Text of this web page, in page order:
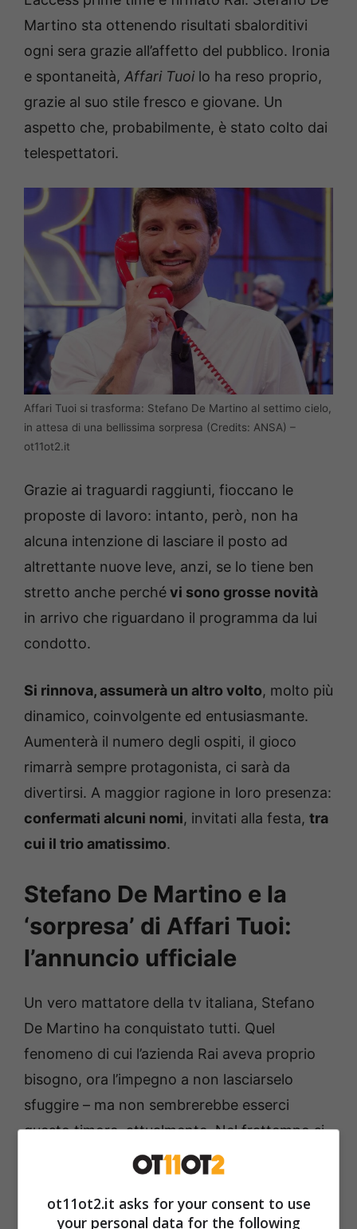
Martino sta ottenendo risultati sbalorditivi
ogni sera grazie all’affetto del pubblico. Ironia
e spontaneità, Affari Tuoilo ha reso proprio,
grazie al suo stile fresco e giovane. Un
aspetto che, probabilmente, è stato colto dai
telespettatori.
Affari Tuoi si trasforma: Stefano De Martino al settimo cielo,
in attesa di una bellissima sorpresa (Credits: ANSA) –
ot11ot2.it
Grazie ai traguardi raggiunti, fioccano le
proposte di lavoro: intanto, però, non ha
alcuna intenzione di lasciare il posto ad
altrettante nuove leve, anzi, se lo tiene ben
stretto anche perchévi sono grosse novità
in arrivo che riguardano il programma da lui
condotto.
Si rinnova, assumerà un altro volto, molto più
dinamico, coinvolgente ed entusiasmante.
Aumenterà il numero degli ospiti, il gioco
rimarrà sempre protagonista, ci sarà da
divertirsi. A maggior ragione in loro presenza:
confermati alcuni nomi, invitati alla festa, tra
cui il trio amatissimo.
Stefano De Martino e la
‘sorpresa’ di Affari Tuoi:
l’annuncio ufficiale
Un vero mattatore della tv italiana, Stefano
De Martino ha conquistato tutti. Quel
fenomeno di cui l’azienda Rai aveva proprio
bisogno, ora l’impegno a non lasciarselo
sfuggire – ma non sembrerebbe esserci
questo timore, attualmente. Nel frattempo si
sta confezionando qualcosa di speciale per il
ot11ot2.it asks for your consent to use
your personal data for the following